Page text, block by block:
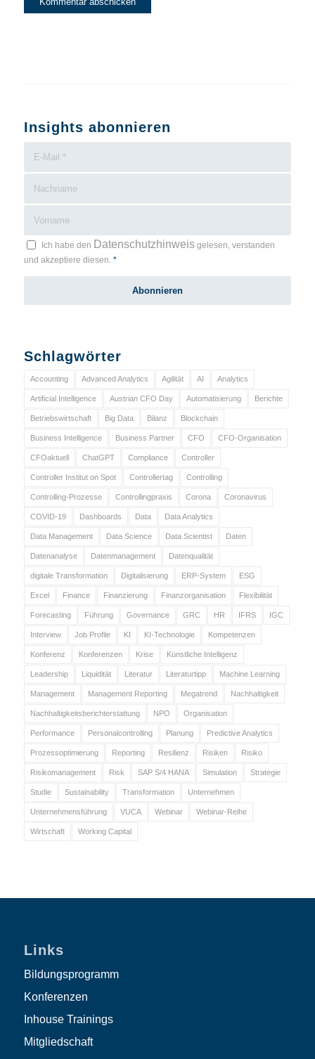
Insights abonnieren
Ich habe den Datenschutzhinweisgelesen, verstanden
und akzeptiere diesen. *
Schlagwörter
Accounting Advanced Analytics Agilität AI Analytics
Artificial Intelligence Austrian CFO Day Automatisierung Berichte
Betriebswirtschaft Big Data Bilanz Blockchain
Business Intelligence Business Partner CFO CFO-Organisation
CFOaktuell ChatGPT Compliance Controller
Controller Institut on Spot Controllertag Controlling
Controlling-Prozesse Controllingpraxis Corona Coronavirus
COVID-19 Dashboards Data Data Analytics
Data Management Data Science Data Scientist Daten
Datenanalyse Datenmanagement Datenqualität
digitale Transformation Digitalisierung ERP-System ESG
Excel Finance Finanzierung Finanzorganisation Flexibilität
Forecasting Führung Governance GRC HR IFRS IGC
Interview Job Profile KI KI-Technologie Kompetenzen
Konferenz Konferenzen Krise Künstliche Intelligenz
Leadership Liquidität Literatur Literaturtipp Machine Learning
Management Management Reporting Megatrend Nachhaltigkeit
Nachhaltigkeitsberichterstattung NPO Organisation
Performance Personalcontrolling Planung Predictive Analytics
Prozessoptimierung Reporting Resilienz Risiken Risiko
Risikomanagement Risk SAP S/4 HANA Simulation Strategie
Studie Sustainability Transformation Unternehmen
Unternehmensführung VUCA Webinar Webinar-Reihe
Wirtschaft Working Capital
Links
Bildungsprogramm
Konferenzen
Inhouse Trainings
Mitgliedschaft